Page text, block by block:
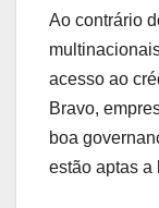
Ao contrário
acesso ao
Bravo,
boa
estão aptas a